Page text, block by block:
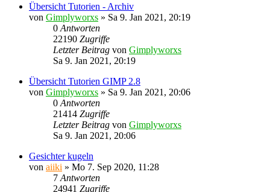
Übersicht Tutorien - Archiv
von Gimplyworxs » Sa 9. Jan 2021, 20:19
0 Antworten
22190 Zugriffe
Letzter Beitrag von Gimplyworxs
Sa 9. Jan 2021, 20:19
Übersicht Tutorien GIMP 2.8
von Gimplyworxs » Sa 9. Jan 2021, 20:06
0 Antworten
21414 Zugriffe
Letzter Beitrag von Gimplyworxs
Sa 9. Jan 2021, 20:06
Gesichter kugeln
von aiiki » Mo 7. Sep 2020, 11:28
7 Antworten
24941 Zugriffe